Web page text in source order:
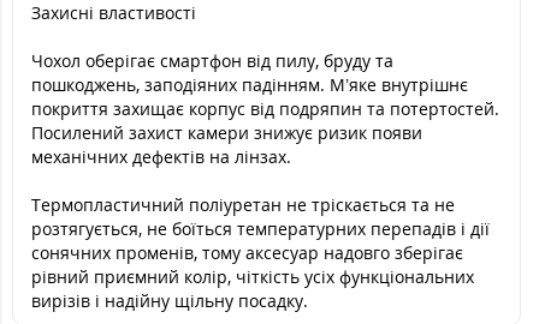
Захисні властивості
Чохол оберігає смартфон від пилу, бруду та
пошкоджень, заподіяних падінням. М’яке внутрішнє
покриття захищає корпус від подряпин та потертостей.
Посилений захист камери знижує ризик появи
механічних дефектів на лінзах.
Термопластичний поліуретан не тріскається та не
розтягується, не боїться температурних перепадів і дії
сонячних променів, тому аксесуар надовго зберігає
рівний приємний колір, чіткість усіх функціональних
вирізів і надійну щільну посадку.